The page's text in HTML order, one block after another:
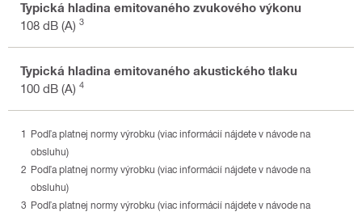
Typická hladina emitovaného zvukového výkonu
108 dB (A) 3
Typická hladina emitovaného akustického tlaku
100 dB (A) 4
Podľa platnej normy výrobku (viac informácií nájdete v návode na
obsluhu)
Podľa platnej normy výrobku (viac informácií nájdete v návode na
obsluhu)
Podľa platnej normy výrobku (viac informácií nájdete v návode na